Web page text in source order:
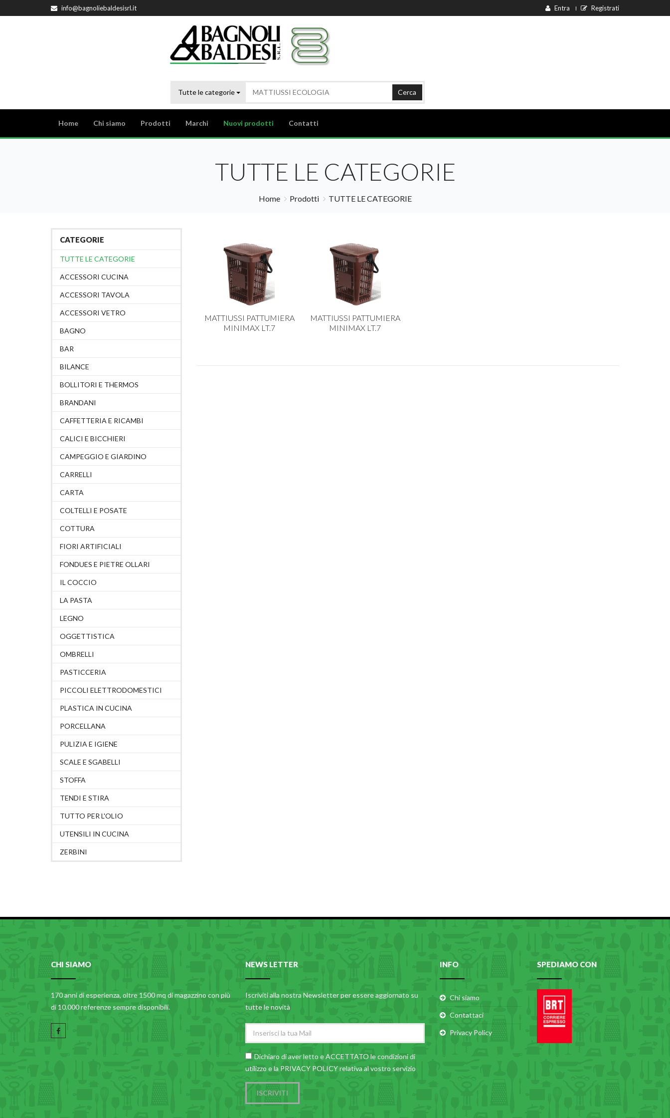
info@bagnoliebaldesisrl.it Entra Registrati
Tutte le categorie Cerca
Home Chi siamo Prodotti Marchi Nuovi prodotti Contatti
TUTTE LE CATEGORIE
Home Prodotti TUTTE LE CATEGORIE
CATEGORIE
TUTTE LE CATEGORIE
ACCESSORI CUCINA
ACCESSORI TAVOLA
ACCESSORI VETRO
BAGNO
BAR
BILANCE
BOLLITORI E THERMOS
BRANDANI
CAFFETTERIA E RICAMBI
CALICI E BICCHIERI
CAMPEGGIO E GIARDINO
CARRELLI
CARTA
COLTELLI E POSATE
COTTURA
FIORI ARTIFICIALI
FONDUES E PIETRE OLLARI
IL COCCIO
LA PASTA
LEGNO
OGGETTISTICA
OMBRELLI
PASTICCERIA
PICCOLI ELETTRODOMESTICI
PLASTICA IN CUCINA
PORCELLANA
PULIZIA E IGIENE
SCALE E SGABELLI
STOFFA
TENDI E STIRA
TUTTO PER L'OLIO
UTENSILI IN CUCINA
ZERBINI
MATTIUSSI PATTUMIERA
MINIMAX LT.7
MATTIUSSI PATTUMIERA
MINIMAX LT.7
CHI SIAMO
170 anni di esperienza, oltre 1500 mq di magazzino con più
di 10.000 referenze sempre disponibili.
NEWS LETTER
Iscriviti alla nostra Newsletter per essere aggiornato su
tutte le novità
Dichiaro di aver letto e ACCETTATO lecondizioni di
utilizzo e la PRIVACY POLICY relativa al vostro servizio
ISCRIVITI
INFO
Chi siamo
Contattaci
Privacy Policy
SPEDIAMO CON